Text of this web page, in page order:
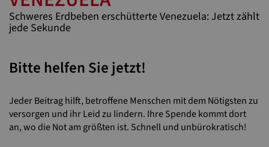
Schweres Erdbeben erschütterte Venezuela: Jetzt zählt
jede Sekunde
Bitte helfen Sie jetzt!
Jeder Beitrag hilft, betroffene Menschen mit dem Nötigsten zu
versorgen und ihr Leid zu lindern. Ihre Spende kommt dort
an, wo die Not am größten ist. Schnell und unbürokratisch!